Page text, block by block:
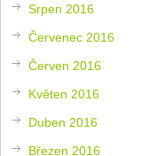
Srpen 2016
Červenec 2016
Červen 2016
Květen 2016
Duben 2016
Březen 2016